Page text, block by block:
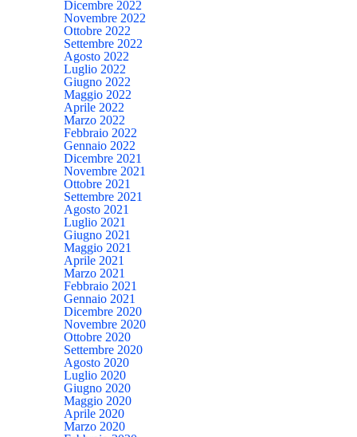
Dicembre 2022
Novembre 2022
Ottobre 2022
Settembre 2022
Agosto 2022
Luglio 2022
Giugno 2022
Maggio 2022
Aprile 2022
Marzo 2022
Febbraio 2022
Gennaio 2022
Dicembre 2021
Novembre 2021
Ottobre 2021
Settembre 2021
Agosto 2021
Luglio 2021
Giugno 2021
Maggio 2021
Aprile 2021
Marzo 2021
Febbraio 2021
Gennaio 2021
Dicembre 2020
Novembre 2020
Ottobre 2020
Settembre 2020
Agosto 2020
Luglio 2020
Giugno 2020
Maggio 2020
Aprile 2020
Marzo 2020